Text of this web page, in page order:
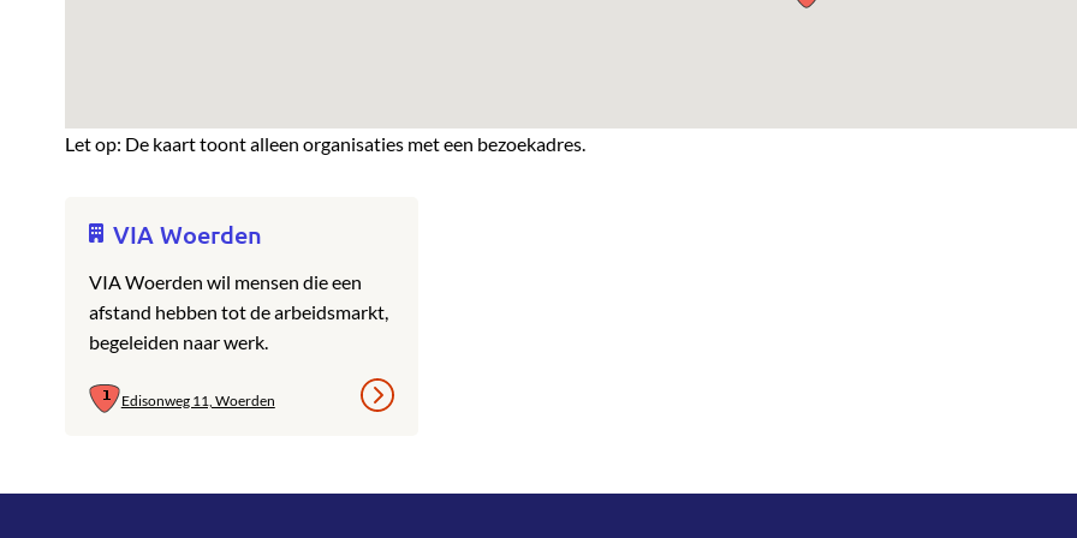
Let op: De kaart toont alleen organisaties met een bezoekadres.
VIA Woerden
VIA Woerden wil mensen die een
afstand hebben tot de arbeidsmarkt,
begeleiden naar werk.
Edisonweg 11, Woerden